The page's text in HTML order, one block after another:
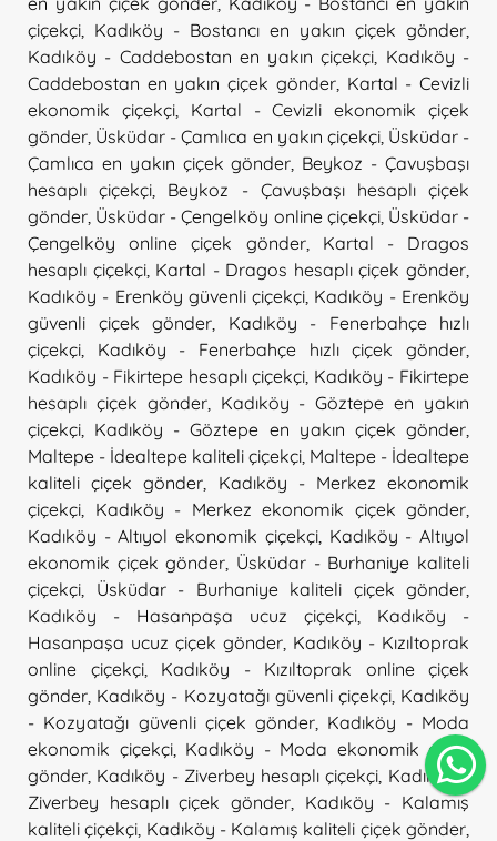
çiçekçi
Kadıköy - Bostancı en yakın çiçek gönder
Kadıköy - Caddebostan en yakın çiçekçi Kadıköy -
Caddebostan en yakın çiçek gönder, Kartal - Cevizli
ekonomik çiçekçi, Kartal - Cevizli ekonomik çiçek
gönder Üsküdar - Çamlıca en yakın çiçekçi, Üsküdar -
Çamlıca en yakın çiçek gönder Beykoz - Çavuşbaşı
hesaplı çiçekçi
Beykoz - Çavuşbaşı hesaplı çiçek
gönder Üsküdar - Çengelköy online çiçekçi, Üsküdar -
Çengelköy online çiçek gönder, Kartal - Dragos
hesaplı çiçekçi, Kartal - Dragos hesaplı çiçek gönder
Kadıköy - Erenköy güvenli çiçekçi Kadıköy - Erenköy
güvenli çiçek gönder
Kadıköy - Fenerbahçe hızlı
çiçekçi
Kadıköy - Fenerbahçe hızlı çiçek gönder
Kadıköy - Fikirtepe hesaplı çiçekçi Kadıköy - Fikirtepe
hesaplı çiçek gönder, Kadıköy - Göztepe en yakın
çiçekçi
Kadıköy - Göztepe en yakın çiçek gönder
Maltepe - İdealtepe kaliteli çiçekçi Maltepe - İdealtepe
kaliteli çiçek gönder
Kadıköy - Merkez ekonomik
çiçekçi
Kadıköy - Merkez ekonomik çiçek gönder
Kadıköy - Altıyol ekonomik çiçekçi, Kadıköy - Altıyol
ekonomik çiçek gönder Üsküdar - Burhaniye kaliteli
çiçekçi
Üsküdar - Burhaniye kaliteli çiçek gönder
Kadıköy - Hasanpaşa ucuz çiçekçi
Kadıköy -
Hasanpaşa ucuz çiçek gönder Kadıköy - Kızıltoprak
online çiçekçi, Kadıköy - Kızıltoprak online çiçek
gönder Kadıköy - Kozyatağı güvenli çiçekçi, Kadıköy
- Kozyatağı güvenli çiçek gönder Kadıköy - Moda
ekonomik çiçekçi, Kadıköy - Moda ekonomik çiçek
gönder Kadıköy - Ziverbey hesaplı çiçekçi Kadıköy -
Ziverbey hesaplı çiçek gönder
Kadıköy - Kalamış
kaliteli çiçekçi Kadıköy - Kalamış kaliteli çiçek gönder